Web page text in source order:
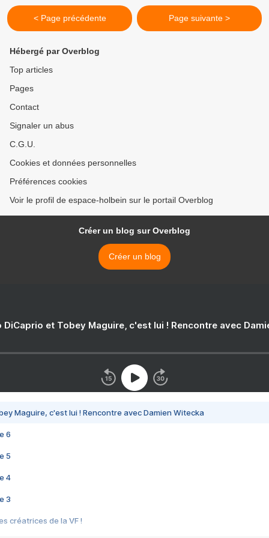
< Page précédente Page suivante >
Hébergé par Overblog
Top articles
Pages
Contact
Signaler un abus
C.G.U.
Cookies et données personnelles
Préférences cookies
Voir le profil de espace-holbein sur le portail Overblog
Créer un blog sur Overblog
Créer un blog
DiCaprio et Tobey Maguire, c'est lui ! Rencontre avec
Maguire, c'est lui ! Rencontre avec Damien Witecka
6
5
4
3
créatrices de la VF !